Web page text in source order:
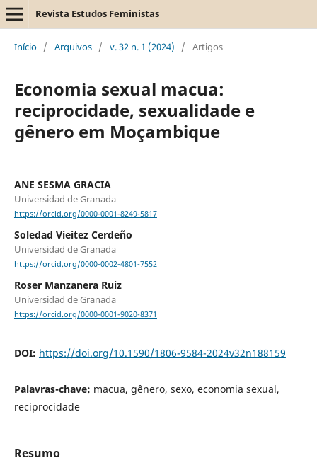
Revista Estudos Feministas
Início / Arquivos / v. 32 n. 1 (2024) / Artigos
Economia sexual macua:
reciprocidade, sexualidade e
gênero em Moçambique
ANE SESMA GRACIA
Universidad de Granada
https://orcid.org/0000-0001-8249-5817
Soledad Vieitez Cerdeño
Universidad de Granada
https://orcid.org/0000-0002-4801-7552
Roser Manzanera Ruiz
Universidad de Granada
https://orcid.org/0000-0001-9020-8371
DOI: https://doi.org/10.1590/1806-9584-2024v32n188159
Palavras-chave: macua, gênero, sexo, economia sexual,
reciprocidade
Resumo